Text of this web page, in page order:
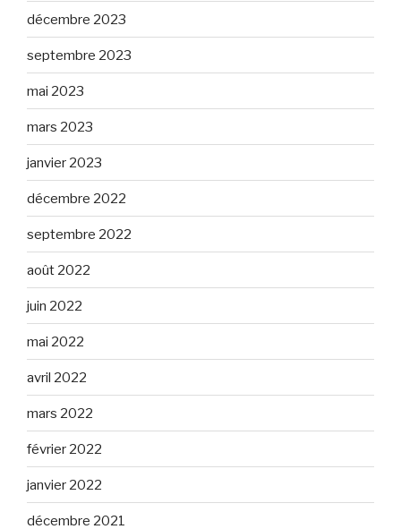
décembre 2023
septembre 2023
mai 2023
mars 2023
janvier 2023
décembre 2022
septembre 2022
août 2022
juin 2022
mai 2022
avril 2022
mars 2022
février 2022
janvier 2022
décembre 2021